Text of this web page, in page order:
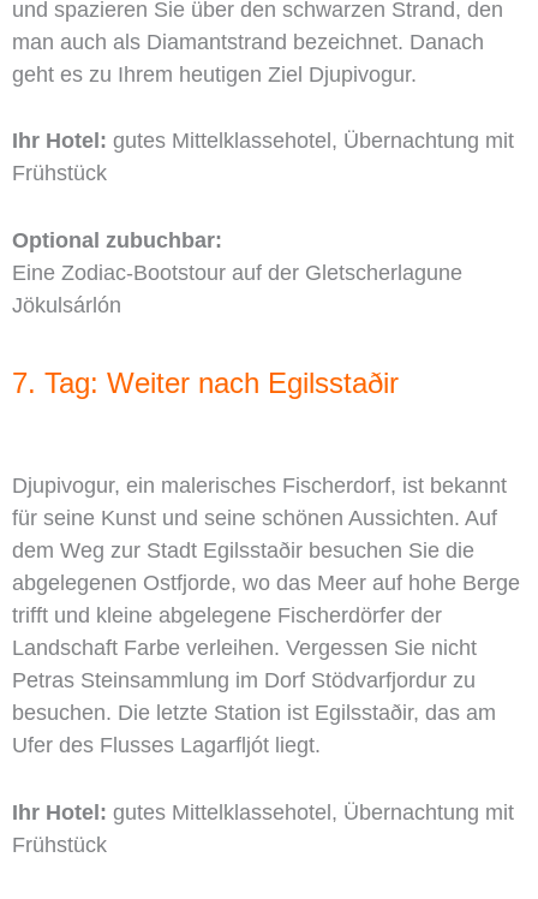
und spazieren Sie über den schwarzen Strand, den
man auch als Diamantstrand bezeichnet. Danach
geht es zu Ihrem heutigen Ziel Djupivogur.
Ihr Hotel: gutes Mittelklassehotel, Übernachtung mit
Frühstück
Optional zubuchbar:
Eine Zodiac-Bootstour auf der Gletscherlagune
Jökulsárlón
7. Tag: Weiter nach Egilsstaðir
Djupivogur, ein malerisches Fischerdorf, ist bekannt
für seine Kunst und seine schönen Aussichten. Auf
dem Weg zur Stadt Egilsstaðir besuchen Sie die
abgelegenen Ostfjorde, wo das Meer auf hohe Berge
trifft und kleine abgelegene Fischerdörfer der
Landschaft Farbe verleihen. Vergessen Sie nicht
Petras Steinsammlung im Dorf Stödvarfjordur zu
besuchen. Die letzte Station ist Egilsstaðir, das am
Ufer des Flusses Lagarfljót liegt.
Ihr Hotel: gutes Mittelklassehotel, Übernachtung mit
Frühstück